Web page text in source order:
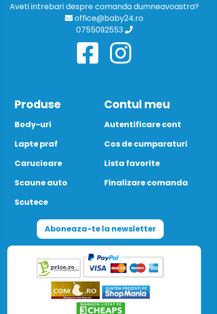
Aveti intrebari despre comanda dumneavoastra?
office@baby24.ro
0755092553
Produse
Body-uri
Lapte praf
Carucioare
Scaune auto
Scutece
Contul meu
Autentificare cont
Cos de cumparaturi
Lista favorite
Finalizare comanda
Aboneaza-te la newsletter